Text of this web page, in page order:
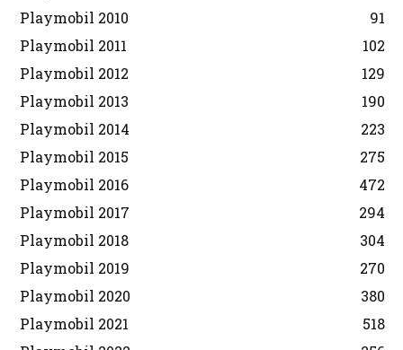
Playmobil 2010
91
Playmobil 2011
102
Playmobil 2012
129
Playmobil 2013
190
Playmobil 2014
223
Playmobil 2015
275
Playmobil 2016
472
Playmobil 2017
294
Playmobil 2018
304
Playmobil 2019
270
Playmobil 2020
380
Playmobil 2021
518